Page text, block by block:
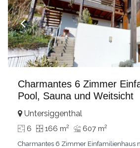
Charmantes 6 Zimmer
Pool, Sauna und Weitsicht
Untersiggenthal
6 166 m2 607 m2
Charmantes 6 Zimmer Einfamilienhaus